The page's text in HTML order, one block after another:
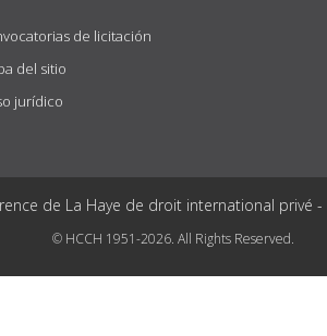
de licitación
del sitio
jurídico
de La Haye de droit international privé
© HCCH 1951-2026. All Rights Reserved.